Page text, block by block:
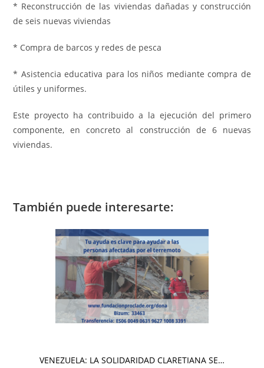
* Reconstrucción de las viviendas dañadas y construcción
de seis nuevas viviendas
* Compra de barcos y redes de pesca
* Asistencia educativa para los niños mediante compra de
útiles y uniformes.
Este proyecto ha contribuido a la ejecución del primero
componente, en concreto al construcción de 6 nuevas
viviendas.
También puede interesarte:
VENEZUELA: LA SOLIDARIDAD CLARETIANA SE…